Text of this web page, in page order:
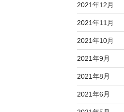
2021年12月
2021年11月
2021年10月
2021年9月
2021年8月
2021年6月